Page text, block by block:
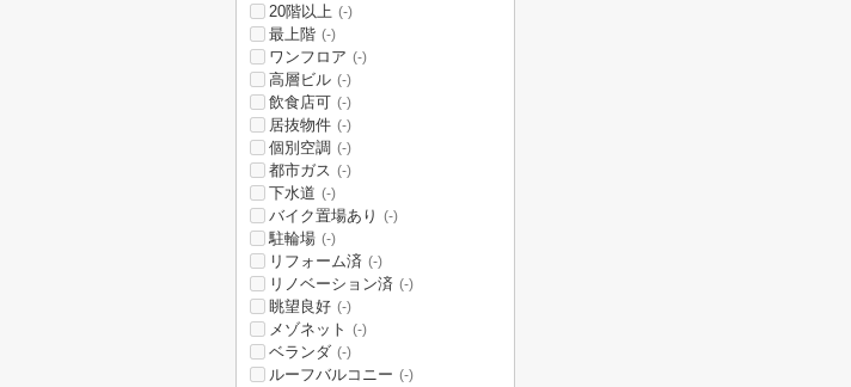
20階以上 (-)
最上階 (-)
ワンフロア (-)
高層ビル (-)
飲食店可 (-)
居抜物件 (-)
個別空調 (-)
都市ガス (-)
下水道 (-)
バイク置場あり (-)
駐輪場 (-)
リフォーム済 (-)
リノベーション済 (-)
眺望良好 (-)
メゾネット (-)
ベランダ (-)
ルーフバルコニー (-)